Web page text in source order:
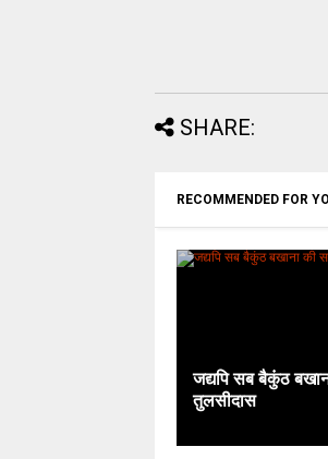
SHARE:
RECOMMENDED FOR
जद्यपि सब बैकुंठ
तुलसीदास